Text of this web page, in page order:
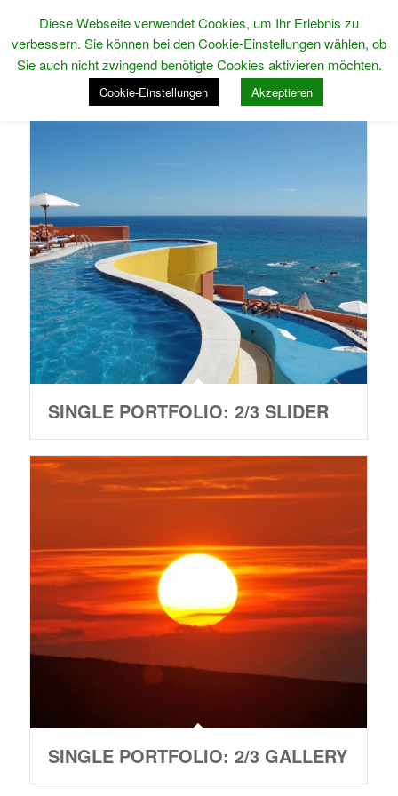
SINGLE PORTFOLIO: 2/3 SLIDER
SINGLE PORTFOLIO: 2/3 GALLERY
Diese Webseite verwendet Cookies, um Ihr Erlebnis zu
verbessern. Sie können bei den Cookie-Einstellungen wählen, ob
Sie auch nicht zwingend benötigte Cookies aktivieren möchten.
Cookie-Einstellungen Akzeptieren